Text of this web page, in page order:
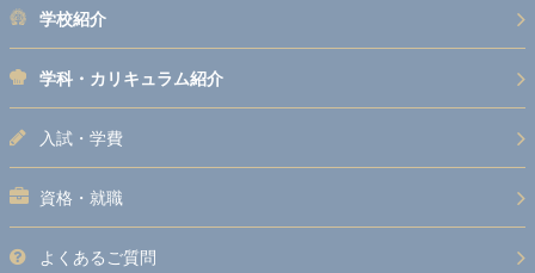
学校紹介
学科・カリキュラム紹介
入試・学費
資格・就職
よくあるご質問